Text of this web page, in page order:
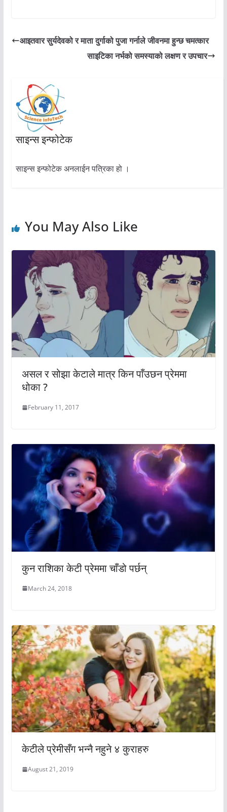
आइतवार सुर्यदेवको र माता दुर्गाको पुजा गर्नाले जीवनमा हुन्छ चमत्कार
साइटिका नर्भको समस्याको लक्षण र उपचार
साइन्स इन्फोटेक
साइन्स इन्फोटेक अनलाईन पत्रिका हो ।
You May Also Like
असल र सोझा केटाले मात्र किन पाँउछन प्रेममा
धोका ?
February 11, 2017
कुन राशिका केटी प्रेममा चाँडो पर्छन्
March 24, 2018
केटीले प्रेमीसँग भन्नै नहुने ४ कुराहरु
August 21, 2019